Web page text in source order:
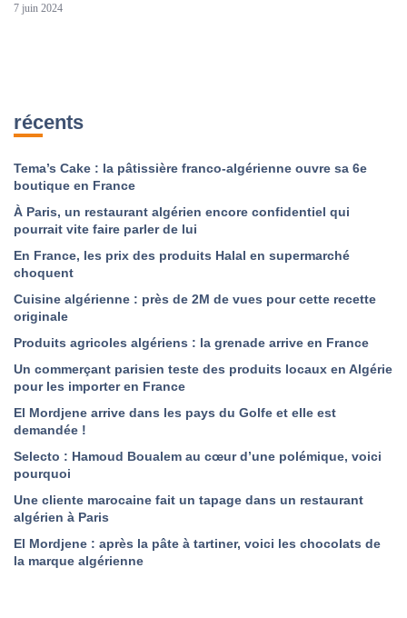
7 juin 2024
récents
Tema’s Cake : la pâtissière franco-algérienne ouvre sa 6e
boutique en France
À Paris, un restaurant algérien encore confidentiel qui
pourrait vite faire parler de lui
En France, les prix des produits Halal en supermarché
choquent
Cuisine algérienne : près de 2M de vues pour cette recette
originale
Produits agricoles algériens : la grenade arrive en France
Un commerçant parisien teste des produits locaux en Algérie
pour les importer en France
El Mordjene arrive dans les pays du Golfe et elle est
demandée !
Selecto : Hamoud Boualem au cœur d’une polémique, voici
pourquoi
Une cliente marocaine fait un tapage dans un restaurant
algérien à Paris
El Mordjene : après la pâte à tartiner, voici les chocolats de
la marque algérienne